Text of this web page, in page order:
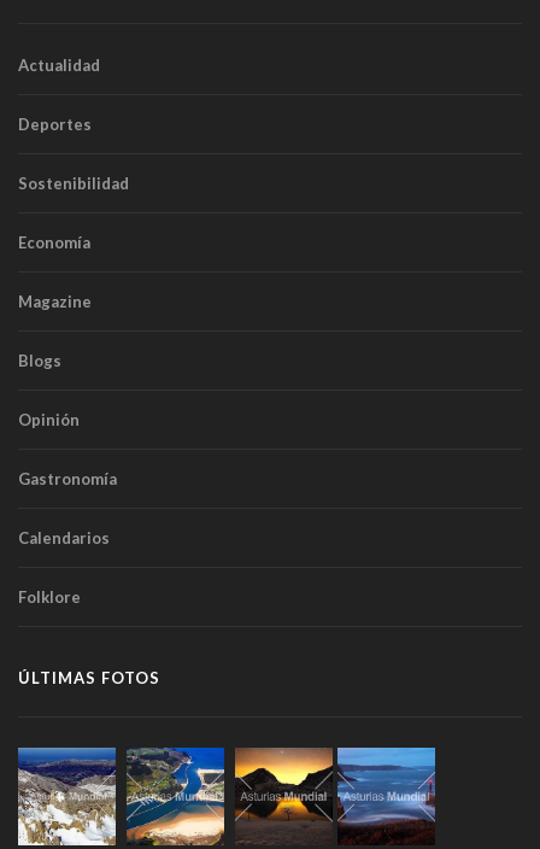
Actualidad
Deportes
Sostenibilidad
Economía
Magazine
Blogs
Opinión
Gastronomía
Calendarios
Folklore
ÚLTIMAS FOTOS